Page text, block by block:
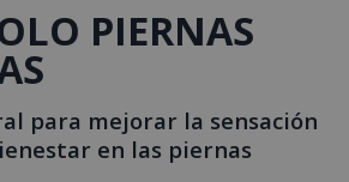
PIERNAS
para mejorar la sensación
en las piernas